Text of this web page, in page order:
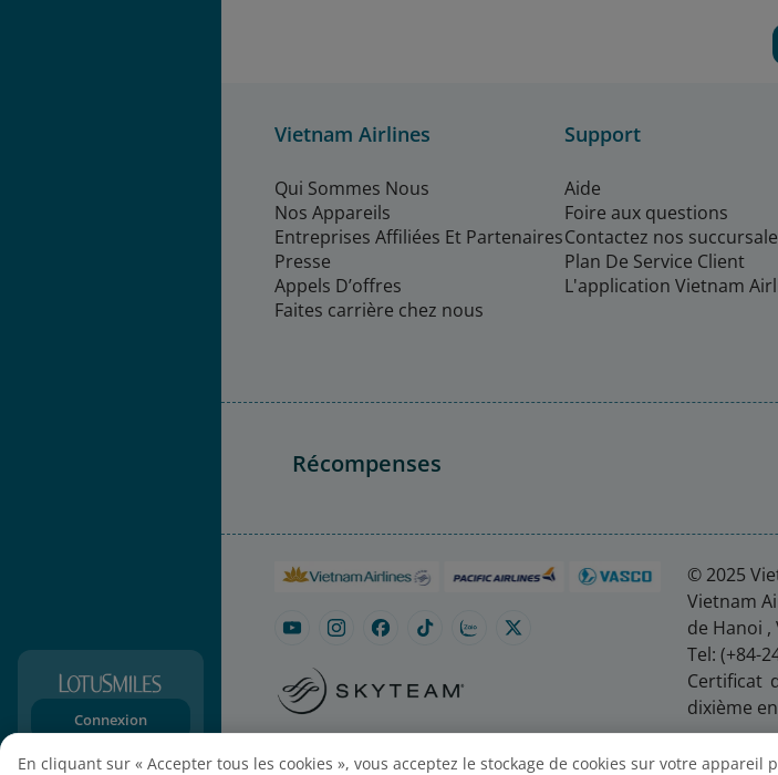
Connexion
S’abonner
Vietnam Airlines
Qui Sommes Nous
Nos Appareils
Entreprises Affiliées Et Partenaires
Presse
Appels D’offres
Faites carrière chez nous
Support
Aide
Foire aux questions
Contactez nos
Plan De Service Client
L'application Vietnam
Récompenses
© 2025
Vietnam
de Hanoi ,
Tel: (+84-
Certificat
dixième
En cliquant sur « Accepter tous les cookies », vous acceptez le stockage de cookies sur votre appareil